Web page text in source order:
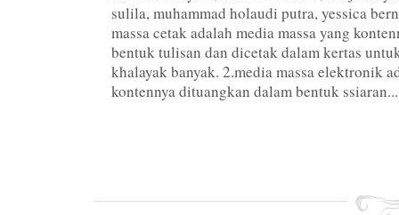
sulila, muhammad holaudi putra, yessica
massa cetak adalah media massa yang
bentuk tulisan dan dicetak dalam kertas
khalayak banyak. 2.media massa elektronik
kontennya dituangkan dalam bentuk ssiaran...